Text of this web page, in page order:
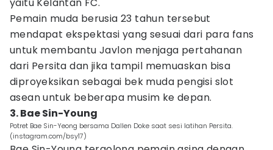
Pemain muda berusia 23 tahun tersebut
mendapat ekspektasi yang sesuai dari para fans
untuk membantu Javlon menjaga pertahanan
dari Persita dan jika tampil memuaskan bisa
diproyeksikan sebagai bek muda pengisi slot
asean untuk beberapa musim ke depan.
3. Bae Sin-Young
Potret Bae Sin-Yeong bersama Dallen Doke saat sesi latihan Persita.
(instagram.com/bsy17)